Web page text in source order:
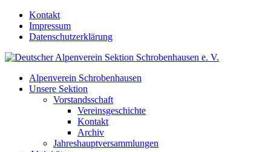
Kontakt
Impressum
Datenschutzerklärung
Alpenverein Schrobenhausen
Unsere Sektion
Vorstandsschaft
Vereinsgeschichte
Kontakt
Archiv
Jahreshauptversammlungen